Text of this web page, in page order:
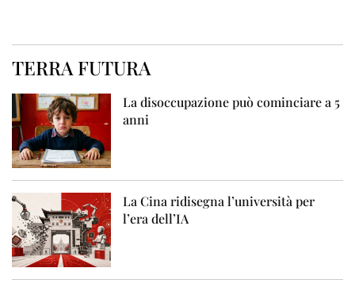
TERRA FUTURA
La disoccupazione può cominciare a 5
anni
La Cina ridisegna l’università per
l’era dell’IA